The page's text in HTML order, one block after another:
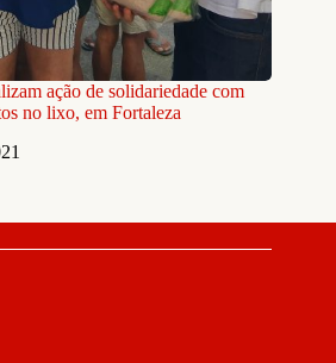
ação de solidariedade com
no lixo, em Fortaleza